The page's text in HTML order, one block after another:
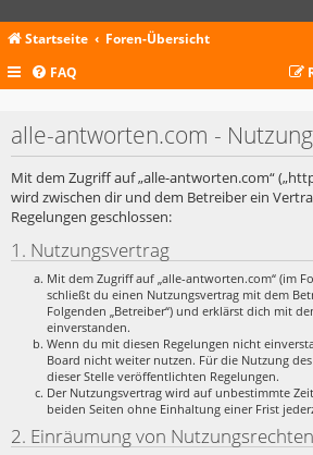
Startseite Foren-Übersicht
FAQ
alle-antworten.com -
Mit dem Zugriff auf „alle-antworten.com“
wird zwischen dir und dem Betreiber ein
Regelungen geschlossen:
1. Nutzungsvertrag
Mit dem Zugriff auf „alle-antworten.com“ (im
schließt du einen Nutzungsvertrag mit dem
Folgenden „Betreiber“) und erklärst dich mit
einverstanden.
Wenn du mit diesen Regelungen nicht
Board nicht weiter nutzen. Für die Nutzung
dieser Stelle veröffentlichten Regelungen.
Der Nutzungsvertrag wird auf unbestimmte
beiden Seiten ohne Einhaltung einer Frist
2. Einräumung von Nutzungsrechten